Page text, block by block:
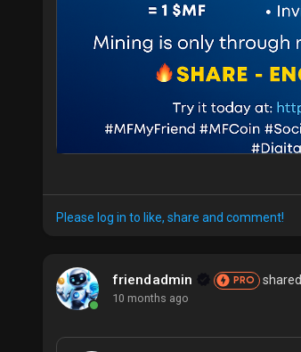
Please log in to like, share and comment!
friendadmin PRO shared
10 months ago